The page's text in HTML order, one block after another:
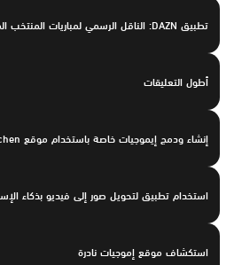
تطبيق DAZN: الناقل الرسمي لمباريات المنتخب المغربي في كأس العالم
أطول التعليقات
إنشاء ودمج إيموجيات خاصة باستخدام موقع Emoji Kitchen
استخدام تطبيق لتحويل صور إلى فيديو بذكاء
استكشاف موقع إموجيات نادرة